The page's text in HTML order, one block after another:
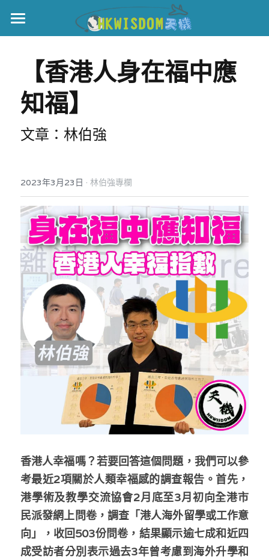
主頁
世界盃
伊美戰爭
黎智英案
美西媒體謊言實錄
宏福‧革新
宏福苑聽證會
宏福火災正視聽
記錄．宏福苑火災
港聞
中國
國際
娛樂
反華推手你要知
反華推手懶人包
民主派騙案十式
反華推手起底
美西霸凌內幕
真相直擊
極端暴恐實錄
KOL 專欄
林淑芳專欄
屈穎妍專欄
朱庭萱專欄
黃萬成專欄
招國偉專欄
高松傑專欄
林伯強專欄
絕密法庭檔案
醫院口岸爆炸案
屠龍小隊案
支聯會案
35+顛覆案
生活
吃喝玩指南
親子
花生仔漫畫週記
關於我們
投稿熱線
商戶合作
支持讚助
條款及細則
繁體中文
繁體中文
English
【香港人身在福中應
知福】
文章：林伯強
2023年3月23日 · 林伯強專欄
香港人幸福嗎？若要回答這個問題，我們可以參
考最近2項關於人類幸福感的調查報告。首先，
港學術及教學交流協會2月底至3月初向全港市
民派發網上問卷，調查「港人海外留學或工作意
向」，收回503份問卷，結果顯示逾七成和近四
成受訪者分別表示過去3年曾考慮到海外升學和